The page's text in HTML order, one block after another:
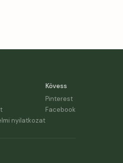
nyilatkozat
Kövess
Pinterest
Facebook